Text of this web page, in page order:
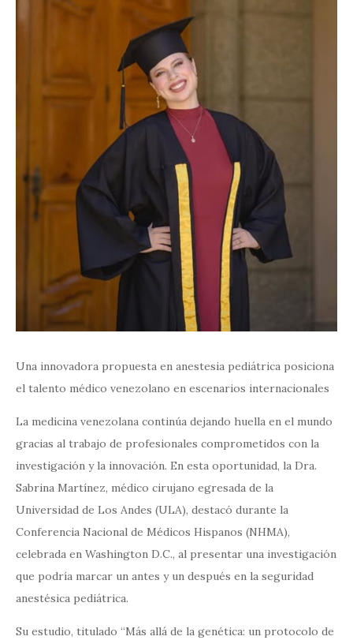
Una innovadora propuesta en anestesia pediátrica posiciona
el talento médico venezolano en escenarios internacionales
La medicina venezolana continúa dejando huella en el mundo
gracias al trabajo de profesionales comprometidos con la
investigación y la innovación. En esta oportunidad, la Dra.
Sabrina Martínez, médico cirujano egresada de la
Universidad de Los Andes (ULA), destacó durante la
Conferencia Nacional de Médicos Hispanos (NHMA),
celebrada en Washington D.C., al presentar una investigación
que podría marcar un antes y un después en la seguridad
anestésica pediátrica.
Su estudio, titulado “Más allá de la genética: un protocolo de